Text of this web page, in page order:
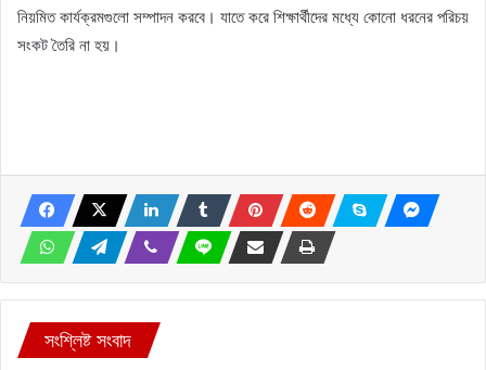
নিয়মিত কার্যক্রমগুলো সম্পাদন করবে। যাতে করে শিক্ষার্থীদের মধ্যে কোনো ধরনের পরিচয়
সংকট তৈরি না হয়।
সংশ্লিষ্ট সংবাদ